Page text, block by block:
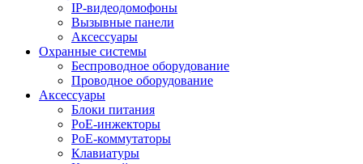
IP-видеодомофоны
Вызывные панели
Аксессуары
Охранные системы
Беспроводное оборудование
Проводное оборудование
Аксессуары
Блоки питания
PoE-инжекторы
PoE-коммутаторы
Клавиатуры